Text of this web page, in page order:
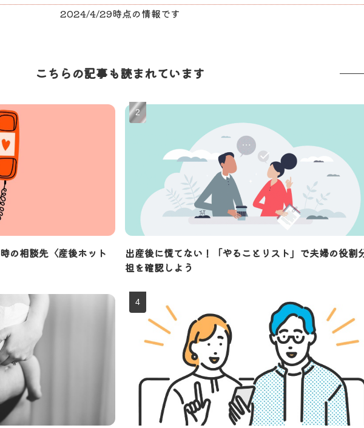
2024/4/29時点の情報です
こちらの記事も読まれています
の相談先〈産後ホット
出産後に慌てない！「やることリスト」で夫婦の役割
担を確認しよう